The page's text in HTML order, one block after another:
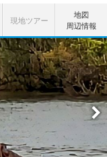
現地ツアー
地図
周辺情報